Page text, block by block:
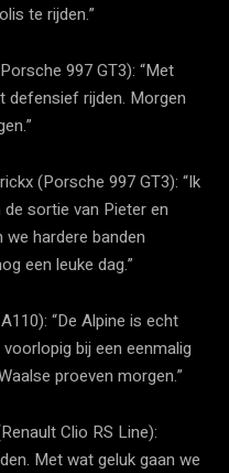
te rijden.”
997 GT3): “Met
defensief rijden. Morgen
(Porsche 997 GT3): “Ik
sortie van Pieter en
hardere banden
een leuke dag.”
“De Alpine is echt
bij een eenmalig
proeven morgen.”
Clio RS Line):
Met wat geluk gaan we